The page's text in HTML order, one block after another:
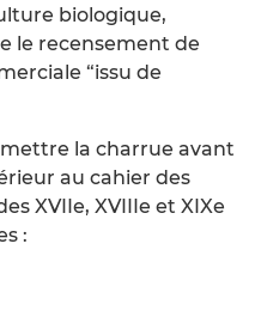
biologique,
le recensement de
“issu de
mettre la charrue avant
au cahier des
XVIIe, XVIIIe et XIXe
: